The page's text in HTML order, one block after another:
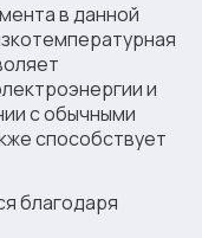
в данной
и
с обычными
способствует
благодаря